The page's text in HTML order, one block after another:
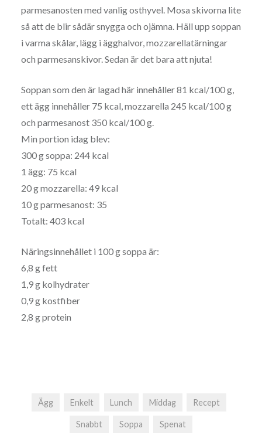
parmesanosten med vanlig osthyvel. Mosa skivorna lite
så att de blir sådär snygga och ojämna. Häll upp soppan
i varma skålar, lägg i ägghalvor, mozzarellatärningar
och parmesanskivor. Sedan är det bara att njuta!
Soppan som den är lagad här innehåller 81 kcal/100 g,
ett ägg innehåller 75 kcal, mozzarella 245 kcal/100 g
och parmesanost 350 kcal/100 g.
Min portion idag blev:
300 g soppa: 244 kcal
1 ägg: 75 kcal
20 g mozzarella: 49 kcal
10 g parmesanost: 35
Totalt: 403 kcal
Näringsinnehållet i 100 g soppa är:
6,8 g fett
1,9 g kolhydrater
0,9 g kostfiber
2,8 g protein
Ägg Enkelt Lunch Middag Recept
Snabbt Soppa Spenat